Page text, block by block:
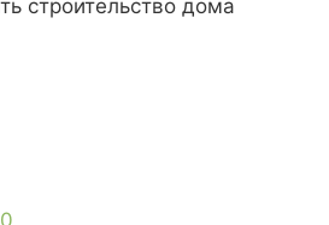
строительство дома